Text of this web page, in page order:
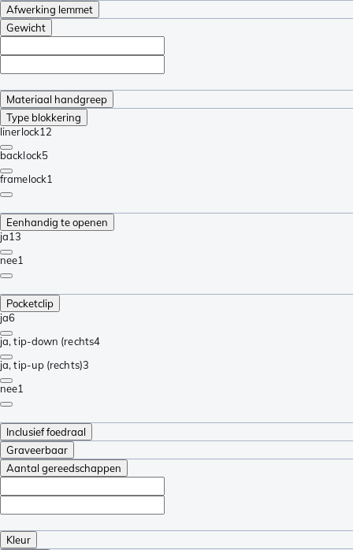
Afwerking lemmet
Gewicht
Materiaal handgreep
Type blokkering
linerlock12
backlock5
framelock1
Eenhandig te openen
ja13
nee1
Pocketclip
ja6
ja, tip-down (rechts4
ja, tip-up (rechts)3
nee1
Inclusief foedraal
Graveerbaar
Aantal gereedschappen
Kleur